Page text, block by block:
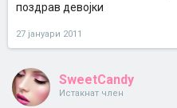
поздрав девојки
27 јануари 2011
SweetCandy
Истакнат член